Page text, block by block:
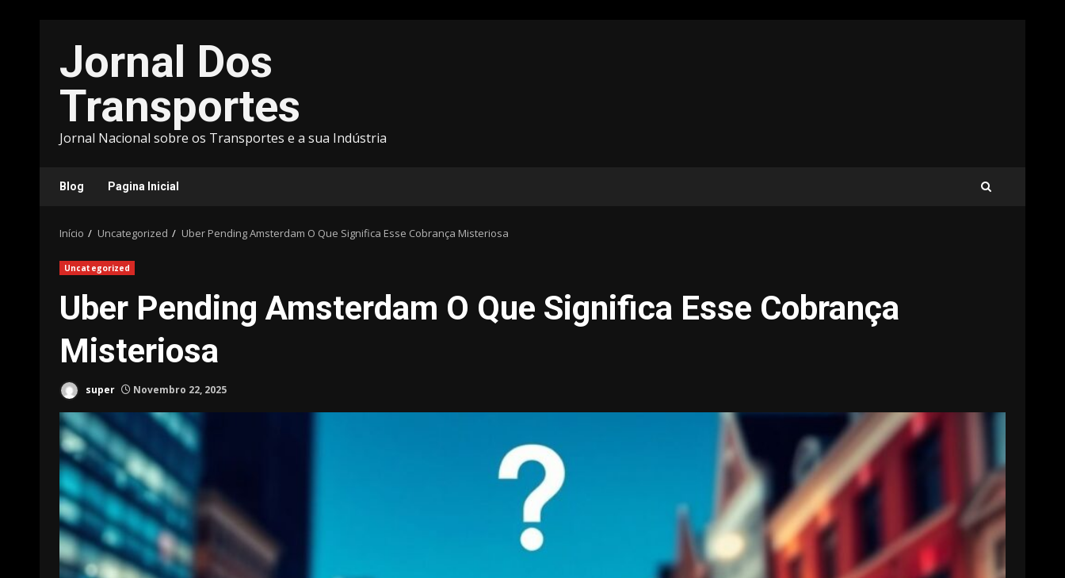
conteúdo
Jornal Dos
Transportes
Jornal Nacional sobre os Transportes e a sua Indústria
Blog Pagina Inicial
Início Uncategorized Uber Pending Amsterdam O Que Significa Esse Cobrança Misteriosa
Uncategorized
Uber Pending Amsterdam O Que Significa Esse Cobrança
Misteriosa
super Novembro 22, 2025